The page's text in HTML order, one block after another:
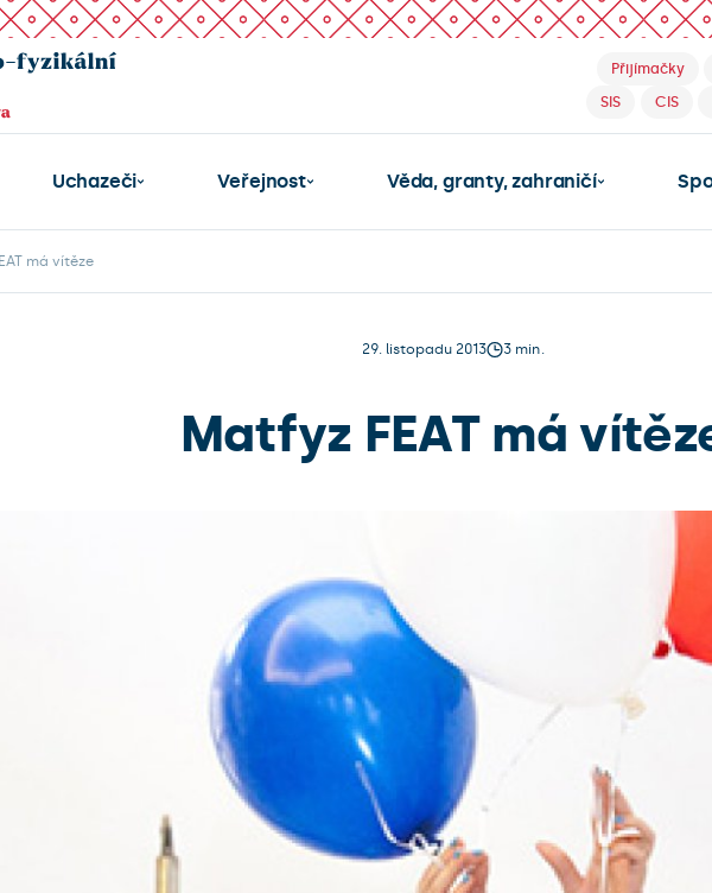
Přijímačky
SIS
CIS
Uchazeči Veřejnost Věda, granty, zahraničí
má vítěze
29. listopadu 2013 3 min.
Matfyz FEAT má